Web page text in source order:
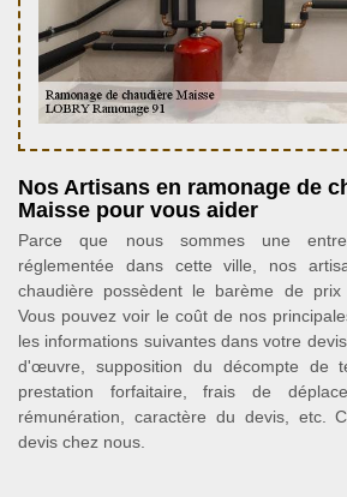
Nos Artisans en ramonage de
Maisse pour vous aider
Parce que nous sommes une
réglementée dans cette ville, nos
chaudière possèdent le barème de prix
Vous pouvez voir le coût de nos
les informations suivantes dans votre
d'œuvre, supposition du décompte de
prestation forfaitaire, frais de
rémunération, caractère du devis, etc.
devis chez nous.